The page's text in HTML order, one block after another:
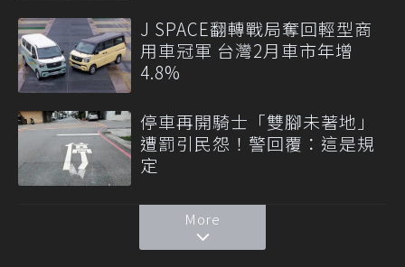
J SPACE翻轉戰局奪回輕型商
用車冠軍 台灣2月車市年增
4.8%
停車再開騎士「雙腳未著地」
遭罰引民怨！警回覆：這是規
定
More